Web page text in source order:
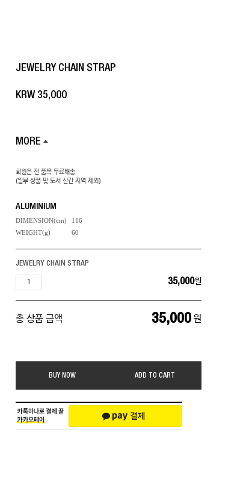
JEWELRY CHAIN STRAP
KRW 35,000
MORE
회원은 전 품목 무료배송
(일부 상품 및 도서 산간 지역 제외)
ALUMINIUM
DIMENSION(cm)
116
WEIGHT(g)
60
JEWELRY CHAIN STRAP
35,000원
총 상품 금액 35,000원
BUY NOW ADD TO CART